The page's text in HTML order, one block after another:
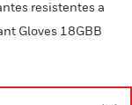
resistentes a
Gloves 18GBB